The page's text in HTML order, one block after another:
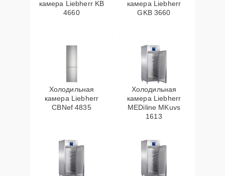
камера Liebherr KB
4660
камера Liebherr
GKB 3660
Холодильная
камера Liebherr
CBNef 4835
Холодильная
камера Liebherr
MEDiline MKuvs
1613